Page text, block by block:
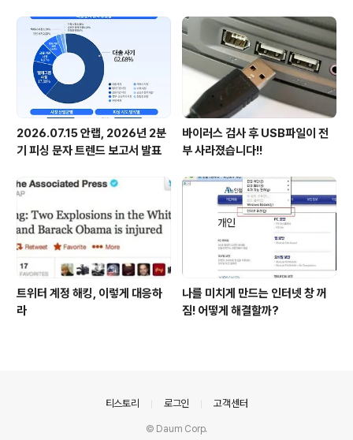
2026.07.15 안랩, 2026년 2분
기 피싱 문자 트렌드 보고서 발표
바이러스 검사 후 USB파일이 전
부 사라졌습니다!!
트위터 계정 해킹, 이렇게 대응하
라
나를 미치게 만드는 인터넷 창 꺼
짐! 어떻게 해결할까?
티스토리 로그인 고객센터
© Daum Corp.